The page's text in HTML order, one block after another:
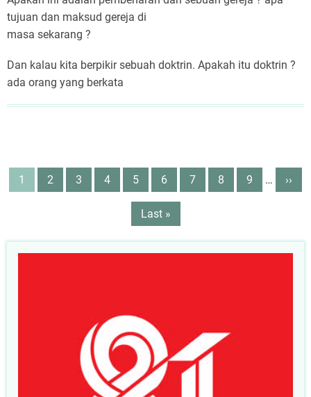
dengan
Firman
Tuhan
tujuan dan maksud gereja di
masa sekarang ?
Dan kalau kita berpikir sebuah doktrin. Apakah itu doktrin ?
ada orang yang berkata
Page
1 Page
2 Page
3 Page
4 Page
5 Page
6 Page
7 Page
8 Page
9 …
Next
››
Last
Last »